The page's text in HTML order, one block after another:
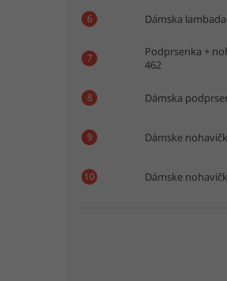
Dámska
Podprsenka +
462
Dámska
Dámske
Dámske